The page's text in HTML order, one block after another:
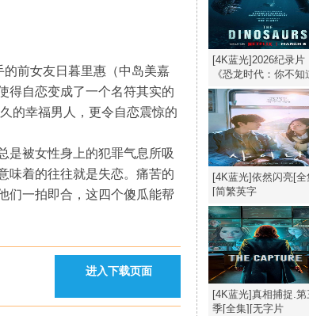
前女友日暮里惠（中岛美嘉
得自恋变成了一个名符其实的
的幸福男人，更令自恋震惊的
被女性身上的犯罪气息所吸
味着的往往就是失恋。痛苦的
们一拍即合，这四个傻瓜能帮
进入下载页面
[4K蓝光]2026纪录片
《恐龙时代：你不知
的故事》1080p.HD
双字
[4K蓝光]依然闪亮[全
[简繁英字
幕
[4K蓝光]真相捕捉.第
季[全集][无字片